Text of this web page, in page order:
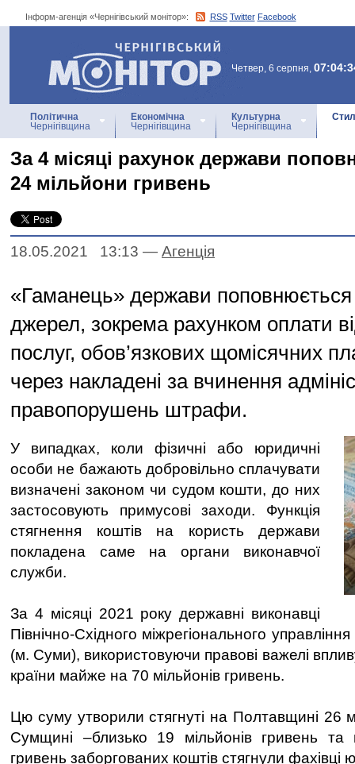
Інформ-агенція «Чернігівський монітор»: RSS Twitter Facebook
Інформ-агенція
«Чернігівський монітор»
Четвер, 6 серпня,
Політична
Чернігівщина
Економічна
Чернігівщина
Культурна
Чернігівщина
За 4 місяці рахунок держави
24 мільйони гривень
18.05.2021 13:13 — Агенцiя
«Гаманець» держави поповнюється
джерел, зокрема рахунком оплати
послуг, обов’язкових щомісячних
через накладені за вчинення
правопорушень штрафи.
У випадках, коли фізичні або юридичні
особи не бажають добровільно сплачувати
визначені законом чи судом кошти, до них
застосовують примусові заходи. Функція
стягнення коштів на користь держави
покладена саме на органи виконавчої
служби.
За 4 місяці 2021 року державні виконавці
Північно-Східного міжрегіонального управління
(м. Суми), використовуючи правові важелі
країни майже на 70 мільйонів гривень.
Цю суму утворили стягнуті на Полтавщині 26
Сумщині –близько 19 мільйонів гривень
гривень заборгованих коштів стягнули фахівці